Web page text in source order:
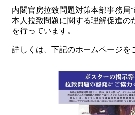
内閣官房拉致問題対策本部事務局
本人拉致問題に関する理解促進の
を行っています。
詳しくは、下記のホームページを